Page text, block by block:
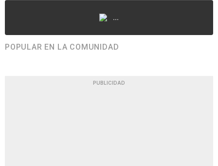
...
POPULAR EN LA COMUNIDAD
PUBLICIDAD